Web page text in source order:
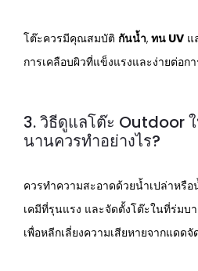
โต๊ะควรมีคุณสมบัติ กันน้ำ, ทน UV แ
การเคลือบผิวที่แข็งแรงและง่ายต่อก
3. วิธีดูแลโต๊ะ Outdoor
นานควรทำอย่างไร?
ควรทำความสะอาดด้วยน้ำเปล่าหรื
เคมีที่รุนแรง และจัดตั้งโต๊ะในที่ร่มบ
เพื่อหลีกเลี่ยงความเสียหายจากแดด